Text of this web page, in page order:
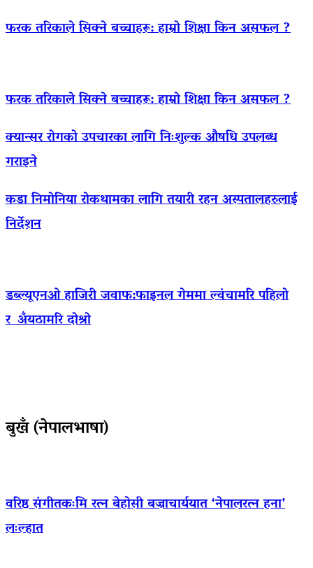
फरक तरिकाले सिक्ने बच्चाहरू: हाम्रो शिक्षा किन असफल ?
फरक तरिकाले सिक्ने बच्चाहरू: हाम्रो शिक्षा किन असफल ?
क्यान्सर रोगको उपचारका लागि निःशुल्क औषधि उपलब्ध
गराइने
कडा निमोनिया रोकथामका लागि तयारी रहन अस्पतालहरुलाई
निर्देशन
डब्ल्यूएनओ हाजिरी जवाफ:फाइनल गेममा ल्वंचामरि पहिलो
र अँयठामरि दोश्रो
बुखँ (नेपालभाषा)
वरिष्ठ संगीतकःमि रत्न बेहोसी बज्राचार्ययात ‘नेपालरत्न हना’
लःल्हात